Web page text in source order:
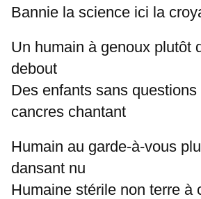
Bannie la science ici la
Un humain à genoux plutôt
debout
Des enfants sans questions
cancres chantant
Humain au garde-à-vous
dansant nu
Humaine stérile non terre à